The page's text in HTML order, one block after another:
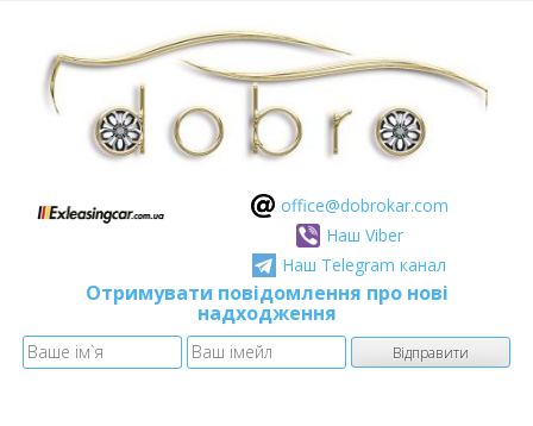
оffice@dobrokar.com
Наш Viber
Наш Telegram канал
Отримувати повідомлення про нові
надходження